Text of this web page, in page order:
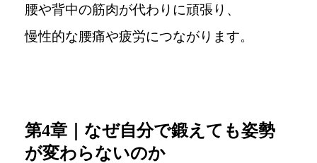
腰や背中の筋肉が代わりに頑張り、
慢性的な腰痛や疲労につながります。
第4章｜なぜ自分で鍛えても姿勢
が変わらないのか